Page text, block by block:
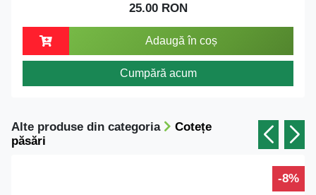
25.00 RON
Adaugă în coș
Cumpără acum
Alte produse din categoria
Cotețe
păsări
-8%